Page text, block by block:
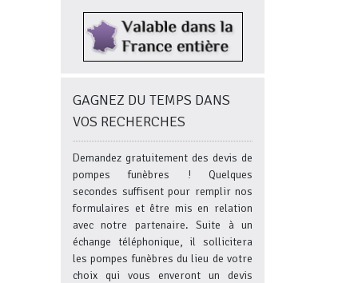
GAGNEZ DU TEMPS DANS
VOS RECHERCHES
Demandez gratuitement des devis de
pompes funèbres ! Quelques
secondes suffisent pour remplir nos
formulaires et être mis en relation
avec notre partenaire. Suite à un
échange téléphonique, il sollicitera
les pompes funèbres du lieu de votre
choix qui vous enveront un devis